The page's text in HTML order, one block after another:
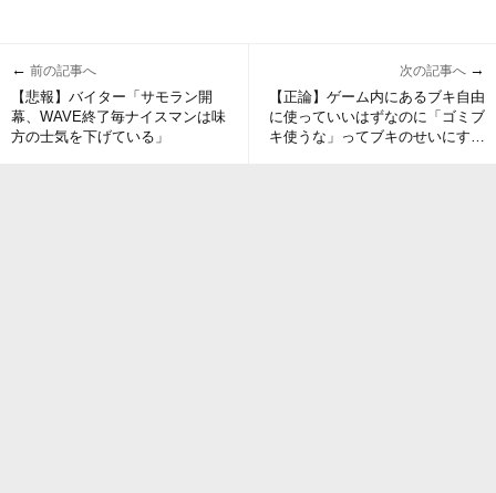
← 前の記事へ
【悲報】バイター「サモラン開
幕、WAVE終了毎ナイスマンは味
方の士気を下げている」
次の記事へ →
【正論】ゲーム内にあるブキ自由
に使っていいはずなのに「ゴミブ
キ使うな」ってブキのせいにする